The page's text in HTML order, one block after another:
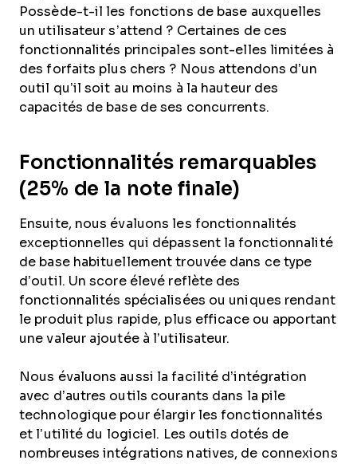
Possède-t-il les fonctions de base auxquelles
un utilisateur s’attend ? Certaines de ces
fonctionnalités principales sont-elles limitées à
des forfaits plus chers ? Nous attendons d’un
outil qu’il soit au moins à la hauteur des
capacités de base de ses concurrents.
Fonctionnalités remarquables
(25% de la note finale)
Ensuite, nous évaluons les fonctionnalités
exceptionnelles qui dépassent la fonctionnalité
de base habituellement trouvée dans ce type
d’outil. Un score élevé reflète des
fonctionnalités spécialisées ou uniques rendant
le produit plus rapide, plus efficace ou apportant
une valeur ajoutée à l’utilisateur.
Nous évaluons aussi la facilité d’intégration
avec d’autres outils courants dans la pile
technologique pour élargir les fonctionnalités
et l’utilité du logiciel. Les outils dotés de
nombreuses intégrations natives, de connexions